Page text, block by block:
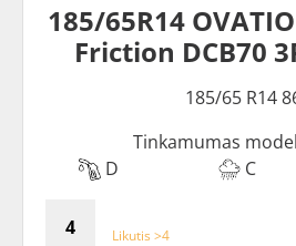
185/65R14
Friction DCB70
185/65 R14
Tinkamumas
D
C
Likutis >4